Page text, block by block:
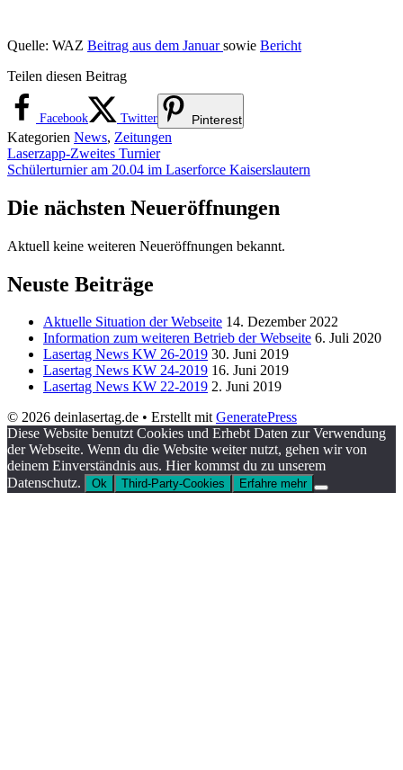
Quelle: WAZ Beitrag aus dem Januarsowie Bericht
Teilen diesen Beitrag
Facebook Twitter Pinterest
Kategorien News, Zeitungen
Laserzapp-Zweites Turnier
Schülerturnier am 20.04 im Laserforce Kaiserslautern
Die nächsten Neueröffnungen
Aktuell keine weiteren Neueröffnungen bekannt.
Neuste Beiträge
Aktuelle Situation der Webseite 14. Dezember 2022
Information zum weiteren Betrieb der Webseite 6. Juli 2020
Lasertag News KW 26-2019 30. Juni 2019
Lasertag News KW 24-2019 16. Juni 2019
Lasertag News KW 22-2019 2. Juni 2019
© 2026 deinlasertag.de • Erstellt mitGeneratePress
Diese Website benutzt Cookies und Erhebt Daten zur Verwendung
der Webseite. Wenn du die Website weiter nutzt, gehen wir von
deinem Einverständnis aus. Hier kommst du zu unserem
Datenschutz.
Ok Third-Party-Cookies Erfahre mehr